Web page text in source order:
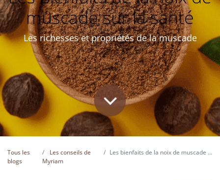
muscade sur la santé
Les richesses et propriétés de la muscade
Tous les
blogs
Les conseils de
Myriam
Les bienfaits de la noix de muscade sur la santé